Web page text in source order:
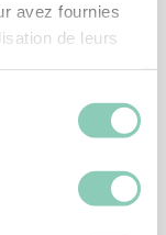
avez fournies
de leurs